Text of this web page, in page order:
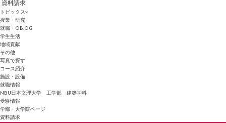
資料請求
トピックス
授業・研究
就職・OB.OG
学生生活
地域貢献
その他
写真で探す
コース紹介
施設・設備
就職情報
NBU日本文理大学 工学部 建築学科
受験情報
学部・大学院ページ
資料請求